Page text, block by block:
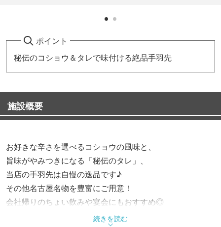
ポイント
秘伝のコショウ＆タレで味付ける絶品手羽先
施設概要
お好きな辛さを選べるコショウの風味と、
旨味がやみつきになる「秘伝のタレ」、
当店の手羽先は自慢の逸品です♪
その他名古屋名物を豊富にご用意！
会社帰りのちょい飲みや宴会にもおすすめ◎
続きを読む